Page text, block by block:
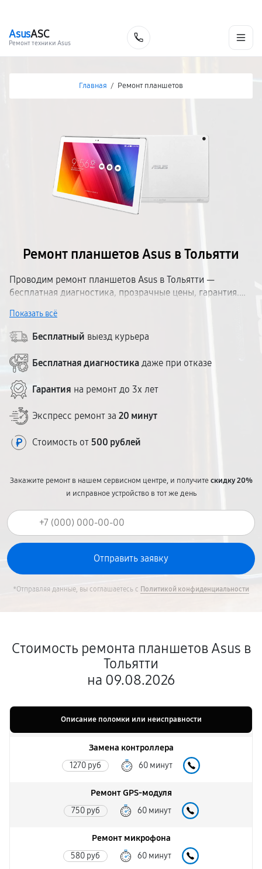
AsusASC
Ремонт техники Asus
Главная / Ремонт планшетов
Ремонт планшетов Asus в Тольятти
Проводим ремонт планшетов Asus в Тольятти —
бесплатная диагностика, прозрачные цены, гарантия.
Чиним планшетную технику Асус любых серий и годов.
Комплектующие на складе, большинство ремонтов — за
1–2 рабочих дня.
Показать всё
Бесплатный выезд курьера
Бесплатная диагностика даже при отказе
Гарантия на ремонт до 3х лет
Экспресс ремонт за 20 минут
Стоимость от 500 рублей
Закажите ремонт в нашем сервисном центре, и получитескидку 20%
и исправное устройство в тот же день
*Отправляя данные, вы соглашаетесь с Политикой конфиденциальности
Стоимость ремонта планшетов Asus в
Тольятти
на 09.08.2026
Описание поломки или неисправности
Замена контроллера
1270 руб 60 минут
Ремонт GPS-модуля
750 руб 60 минут
Ремонт микрофона
580 руб 60 минут